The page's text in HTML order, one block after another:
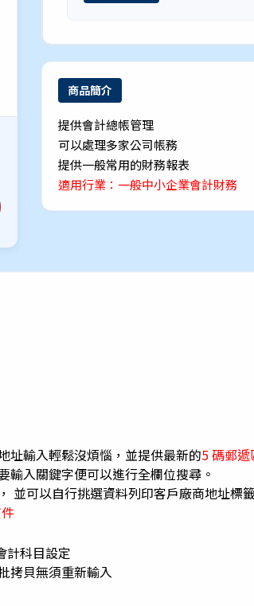
商品簡介
提供會計總帳管理
可以處理多家公司帳務
提供一般常用的財務報表
適用行業：一般中小企業會計財務
址輸入輕鬆沒煩惱，並提供最新的5 碼郵遞
入關鍵字便可以進行全欄位搜尋。
並可以自行挑選資料列印客戶廠商地址標
計科目設定
拷貝無須重新輸入